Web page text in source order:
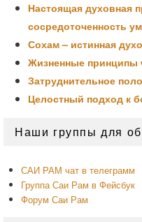
Настоящая духовная
сосредоточенность
Сохам – истинная
Жизненные принципы
Затруднительное
Целостный подход к
основной
Наши группы для
САИ РАМ чат в телеграмм
Группа Саи Рам в Фейсбук
Форум Саи Рам